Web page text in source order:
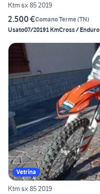
Ktm sx 85 2019
2.500 €Comano Terme(TN)
Usato07/20191 KmCross / Enduro
Vetrina
Ktm sx 85 2019